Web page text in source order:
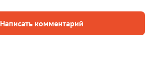
Написать комментарий